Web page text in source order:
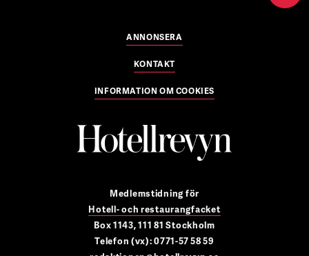
ANNONSERA
KONTAKT
INFORMATION OM COOKIES
Medlemstidning för
Hotell- och restaurangfacket
Box 1143, 111 81 Stockholm
Telefon (vx): 0771-57 58 59